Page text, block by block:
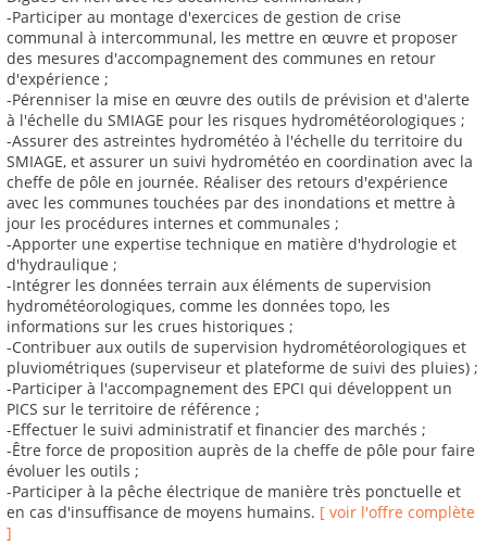
-Participer au montage d'exercices de gestion de crise
communal à intercommunal, les mettre en œuvre et proposer
des mesures d'accompagnement des communes en retour
d'expérience ;
-Pérenniser la mise en œuvre des outils de prévision et d'alerte
à l'échelle du SMIAGE pour les risques hydrométéorologiques ;
-Assurer des astreintes hydrométéo à l'échelle du territoire du
SMIAGE, et assurer un suivi hydrométéo en coordination avec la
cheffe de pôle en journée. Réaliser des retours d'expérience
avec les communes touchées par des inondations et mettre à
jour les procédures internes et communales ;
-Apporter une expertise technique en matière d'hydrologie et
d'hydraulique ;
-Intégrer les données terrain aux éléments de supervision
hydrométéorologiques, comme les données topo, les
informations sur les crues historiques ;
-Contribuer aux outils de supervision hydrométéorologiques et
pluviométriques (superviseur et plateforme de suivi des pluies) ;
-Participer à l'accompagnement des EPCI qui développent un
PICS sur le territoire de référence ;
-Effectuer le suivi administratif et financier des marchés ;
-Être force de proposition auprès de la cheffe de pôle pour faire
évoluer les outils ;
-Participer à la pêche électrique de manière très ponctuelle et
en cas d'insuffisance de moyens humains. [ voir l'offre complète
]